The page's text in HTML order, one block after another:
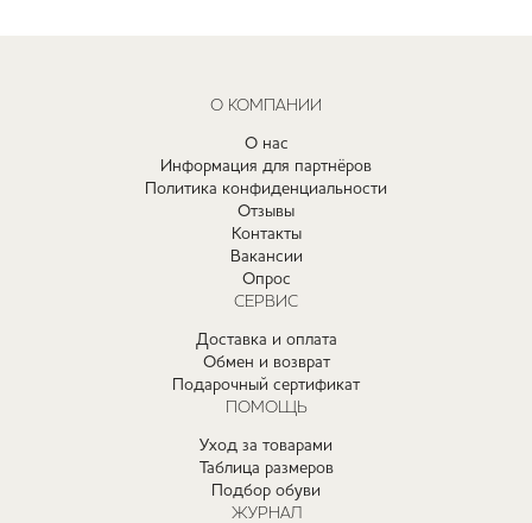
О КОМПАНИИ
О нас
Информация для партнёров
Политика конфиденциальности
Отзывы
Контакты
Вакансии
Опрос
СЕРВИС
Доставка и оплата
Обмен и возврат
Подарочный сертификат
ПОМОЩЬ
Уход за товарами
Таблица размеров
Подбор обуви
ЖУРНАЛ